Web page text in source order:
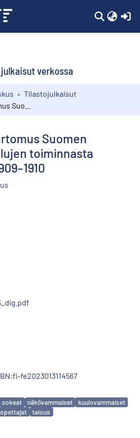
verkossa
Tilastojulkaisut
Suomen
toiminnasta
fe2023013114567
sokeat näkövammaiset
kuulovammaiset
opettajat talous